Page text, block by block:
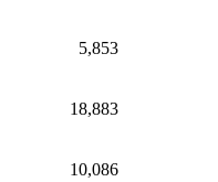
5,853
18,883
10,086